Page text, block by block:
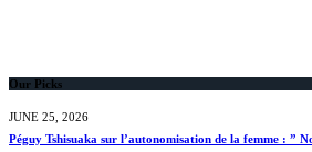
Our Picks
JUNE 25, 2026
Péguy Tshisuaka sur l’autonomisation de la femme : ”